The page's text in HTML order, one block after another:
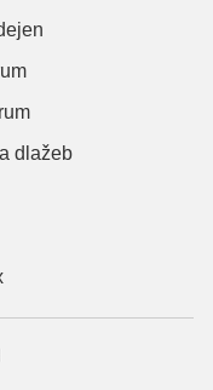
dlažeb